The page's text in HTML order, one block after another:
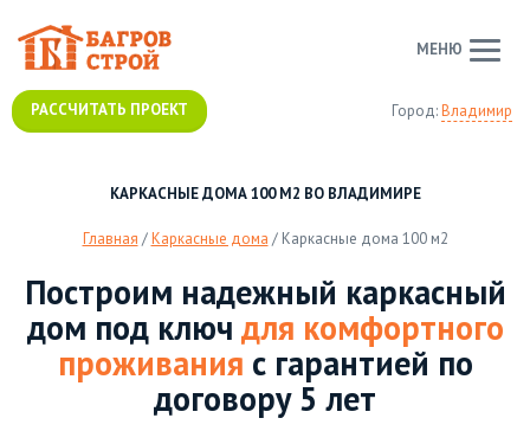
Город:Владимир
РАССЧИТАТЬ ПРОЕКТ
МЕНЮ
КАРКАСНЫЕ ДОМА 100 М2 ВО ВЛАДИМИРЕ
Главная /Каркасные дома / Каркасные дома 100 м2
Построим надежный каркасный
дом под ключ для комфортного
проживания с гарантией по
договору 5 лет